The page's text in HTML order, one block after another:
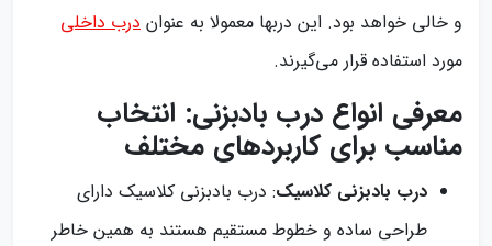
و خالی خواهد بود. این دربها معمولا به عنوان درب داخلی
مورد استفاده قرار می‌گیرند.
معرفی انواع درب بادبزنی: انتخاب
مناسب برای کاربردهای مختلف
درب بادبزنی کلاسیک: درب بادبزنی کلاسیک دارای
طراحی ساده و خطوط مستقیم هستند به همین خاطر